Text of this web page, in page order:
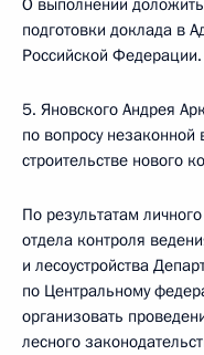
О выполнении
подготовки доклада в
Российской Федерации.
5. Яновского Андрея
по вопросу незаконной
строительстве нового
По результатам
отдела контроля
и лесоустройства
по Центральному
организовать
лесного